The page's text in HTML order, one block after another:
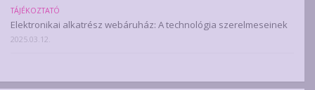
TÁJÉKOZTATÓ
Elektronikai alkatrész webáruház: A technológia szerelmeseinek
2025.03.12.